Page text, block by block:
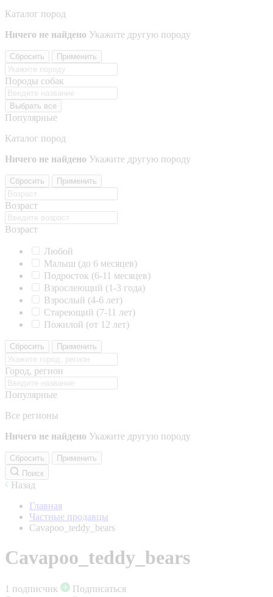
Каталог пород
Ничего не найдено Укажите другую породу
Сбросить Применить
Породы собак
Выбрать все
Популярные
Каталог пород
Ничего не найдено Укажите другую породу
Сбросить Применить
Возраст
Возраст
Любой
Малыш (до 6 месяцев)
Подросток (6-11 месяцев)
Взрослеющий (1-3 года)
Взрослый (4-6 лет)
Стареющий (7-11 лет)
Пожилой (от 12 лет)
Сбросить Применить
Город, регион
Популярные
Все регионы
Ничего не найдено Укажите другую породу
Сбросить
Применить
Поиск
Назад
Главная
Частные продавцы
Cavapoo_teddy_bears
Cavapoo_teddy_bears
1 подписчик
Подписаться